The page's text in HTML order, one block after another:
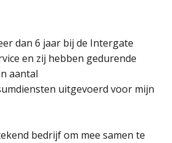
dan 6 jaar bij de Intergate
en zij hebben gedurende
aantal
uitgevoerd voor mijn
bedrijf om mee samen te